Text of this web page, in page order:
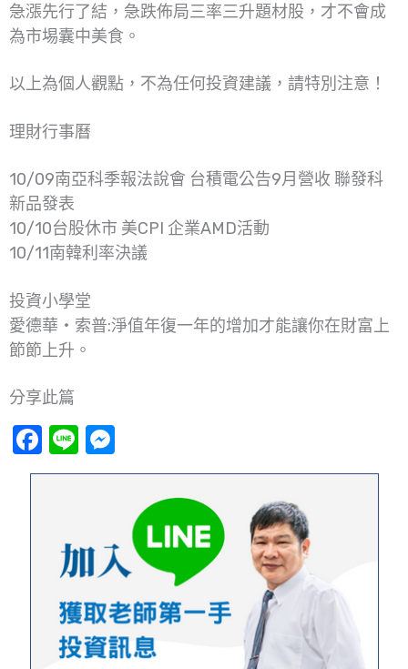
急漲先行了結，急跌佈局三率三升題材股，才不會成
為市埸囊中美食。
以上為個人觀點，不為任何投資建議，請特別注意！
理財行事曆
10/09南亞科季報法說會 台積電公告9月營收 聯發科
新品發表
10/10台股休市 美CPI 企業AMD活動
10/11南韓利率決議
投資小學堂
愛德華‧索普:淨值年復一年的增加才能讓你在財富上
節節上升。
分享此篇
Facebook
Line